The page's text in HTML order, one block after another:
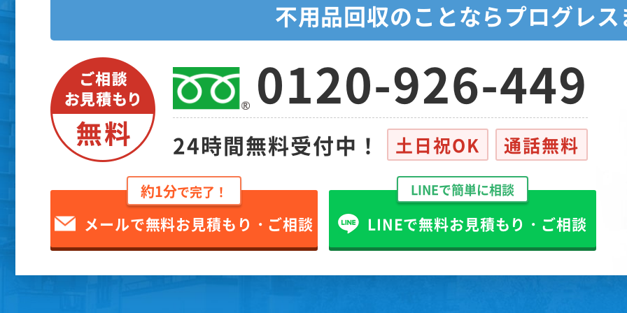
不用品回収のことならプログレ
0120-926-449
24時間無料受付中！ 土日祝OK 通話無料
約1分で完了！
メールで無料お見積もり・ご相談
LINEで簡単に相談
LINEで無料お見積もり・ご相談